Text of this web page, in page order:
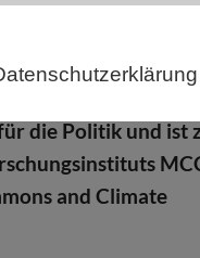
Sie tickt rückwärts,
die Politik und ist
and Climate